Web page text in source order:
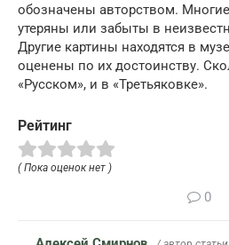
обозначены авторством.
утеряны или забыты в
Другие картины находятся в
оценены по их достоинству.
«Русском», и в «Третьяковке».
Рейтинг
( Пока оценок нет )
0